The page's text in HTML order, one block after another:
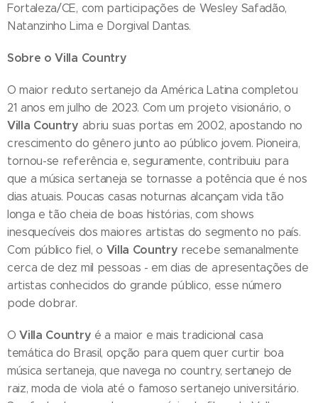
Fortaleza/CE, com participações de Wesley Safadão,
Natanzinho Lima e Dorgival Dantas.
Sobre o Villa Country
O maior reduto sertanejo da América Latina completou
21 anos em julho de 2023. Com um projeto visionário, o
Villa Country abriu suas portas em 2002, apostando no
crescimento do gênero junto ao público jovem. Pioneira,
tornou-se referência e, seguramente, contribuiu para
que a música sertaneja se tornasse a potência que é nos
dias atuais. Poucas casas noturnas alcançam vida tão
longa e tão cheia de boas histórias, com shows
inesquecíveis dos maiores artistas do segmento no país.
Com público fiel, o Villa Country recebe semanalmente
cerca de dez mil pessoas - em dias de apresentações de
artistas conhecidos do grande público, esse número
pode dobrar.
OVilla Country é a maior e mais tradicional casa
temática do Brasil, opção para quem quer curtir boa
música sertaneja, que navega no country, sertanejo de
raiz, moda de viola até o famoso sertanejo universitário.